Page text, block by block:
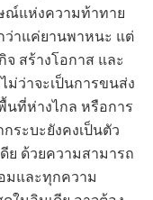
ณ์แห่งความท้าทาย
ว่าแค่ยานพาหนะ แต่
สร้างโอกาส และ
ม่ว่าจะเป็นการขนส่ง
นที่ห่างไกล หรือการ
ระบะยังคงเป็นตัว
ย ด้วยความสามารถ
มและทุกความ